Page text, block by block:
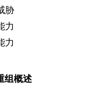
胁
力
力
组概述